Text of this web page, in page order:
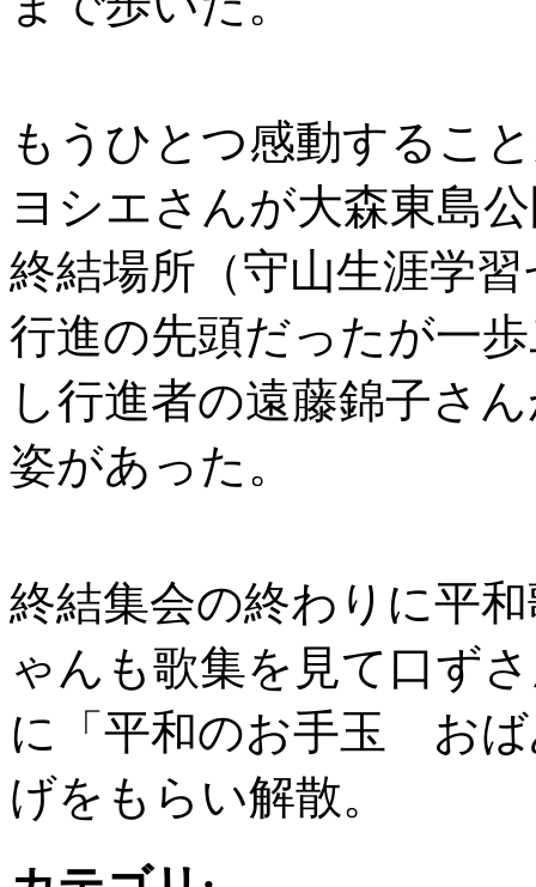
もうひとつ感動するこ
ヨシエさんが大森東島
終結場所（守山生涯学
行進の先頭だったが一
し行進者の遠藤錦子さ
姿があった。
終結集会の終わりに平
ゃんも歌集を見て口ず
に「平和のお手玉 おば
げをもらい解散。